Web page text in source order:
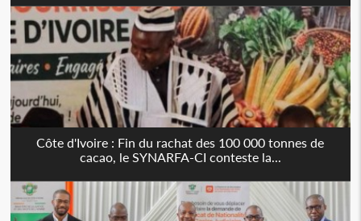
Côte d'Ivoire : Fin du rachat des 100 000 tonnes de
cacao, le SYNARFA-CI conteste la...